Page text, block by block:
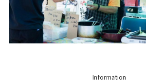
Information